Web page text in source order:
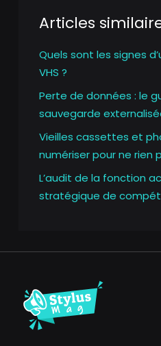
Articles
Quels sont les signes
VHS ?
Perte de données : le
sauvegarde
Vieilles cassettes et
numériser pour ne rien
L’audit de la fonction
stratégique de